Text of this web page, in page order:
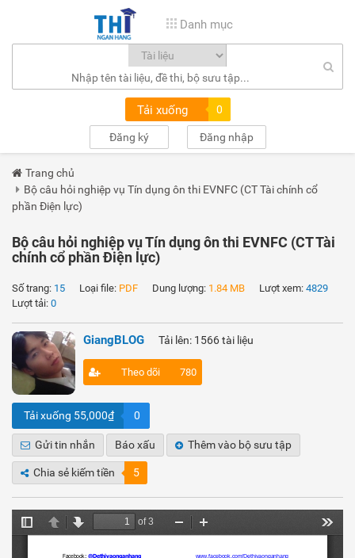
Danh mục
Tải xuống 0
Đăng ký Đăng nhập
Trang chủ
Bộ câu hỏi nghiệp vụ Tín dụng ôn thi EVNFC (CT Tài chính cổ
phần Điện lực)
Bộ câu hỏi nghiệp vụ Tín dụng ôn thi EVNFC (CT Tài
chính cổ phần Điện lực)
Số trang: 15 Loại file: PDF Dung lượng: 1.84 MB Lượt xem: 4829
Lượt tải: 0
GiangBLOG Tải lên: 1566 tài liệu
Theo dõi 780
Tải xuống 55,000₫ 0
Gửi tin nhắn Báo xấu Thêm vào bộ sưu tập
Chia sẻ kiếm tiền 5